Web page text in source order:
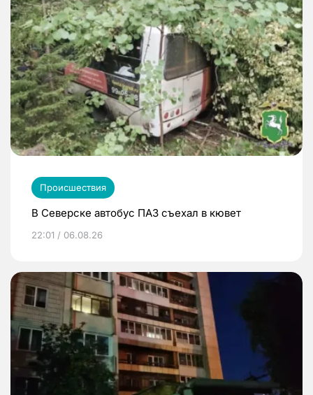
Происшествия
В Северске автобус ПАЗ съехал в кювет
22:01 / 06.08.26